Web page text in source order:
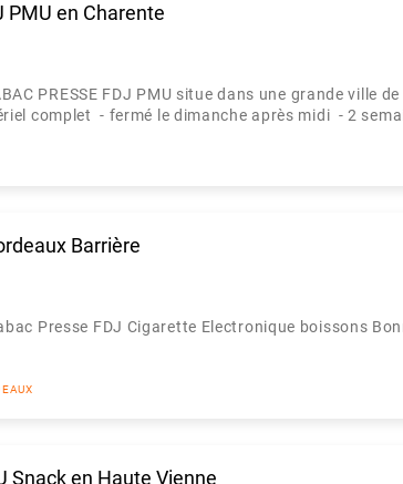
PMU en Charente
PRESSE FDJ PMU situe dans une grande ville de
complet - fermé le dimanche après midi - 2
Barrière
Presse FDJ Cigarette Electronique boissons
Snack en Haute Vienne